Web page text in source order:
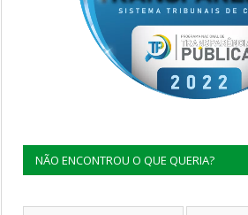
NÃO ENCONTROU O QUE QUERIA?